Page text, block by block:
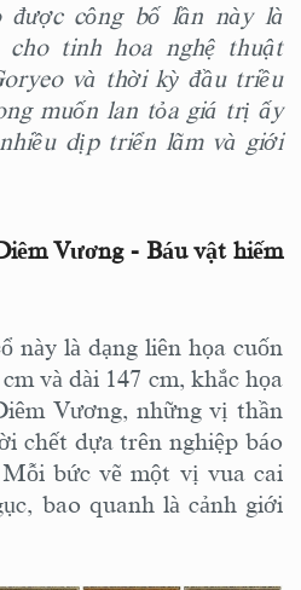
được công bố lần này là
cho tinh hoa nghệ thuật
và thời kỳ đầu triều
muốn lan tỏa giá trị ấy
dịp triển lãm và giới
Vương - Báu vật hiếm
này là dạng liên họa cuốn
và dài 147 cm, khắc họa
Vương, những vị thần
chết dựa trên nghiệp báo
bức vẽ một vị vua cai
bao quanh là cảnh giới